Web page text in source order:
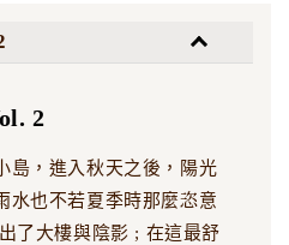
2
島，進入秋天之後，陽光
水也不若夏季時那麼恣意
了大樓與陰影 ; 在這最舒